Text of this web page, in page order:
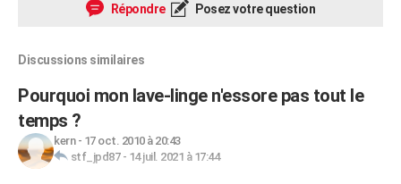
Répondre Posez votre question
Discussions similaires
Pourquoi mon lave-linge n'essore pas tout le
temps ?
kern- 17 oct. 2010 à 20:43
stf_jpd87- 14 juil. 2021 à 17:44